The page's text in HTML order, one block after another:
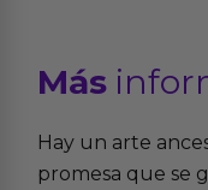
Más
Hay un arte
promesa que se